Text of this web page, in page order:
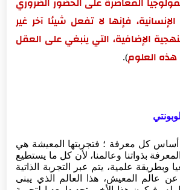
المعاصرة على الحضور الضروري
فإنها لا تفعل شيئا آخر غير
الإضافية، التي ينبغي على العقل
هذه العلوم).
كل معرفة ؛ فتجربتها المعيشة هي
بذواتنا وعالمنا، لأن كل ما يستطيع
وبطريقة علمية، يتم عبر التجربة الذاتية
عن عالم المعيش، هذا العالم الذي يبنى